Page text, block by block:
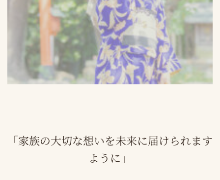
「家族の大切な想いを未来に届けられます
ように」